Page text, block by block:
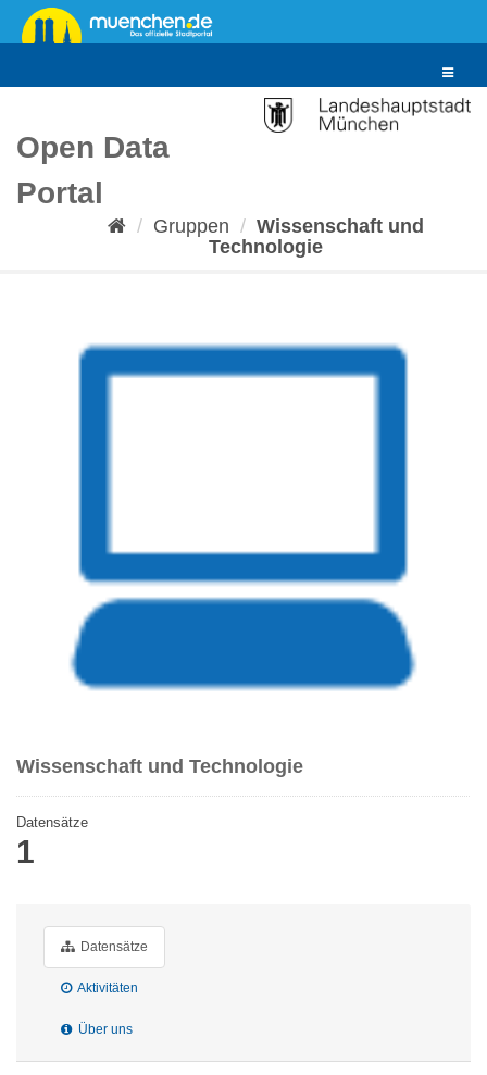
Überspringen
zum
Toggle
Open Data
Portal
Gruppen
Wissenschaft und
Technologie
Wissenschaft und Technologie
Datensätze
1
Datensätze
Aktivitäten
Über uns